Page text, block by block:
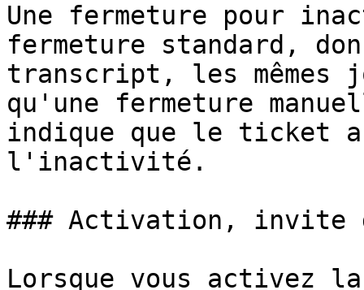
Une fermeture pour
fermeture standard,
transcript, les mêmes
qu'une fermeture
indique que le ticket
l'inactivité.
### Activation, invite
Lorsque vous activez